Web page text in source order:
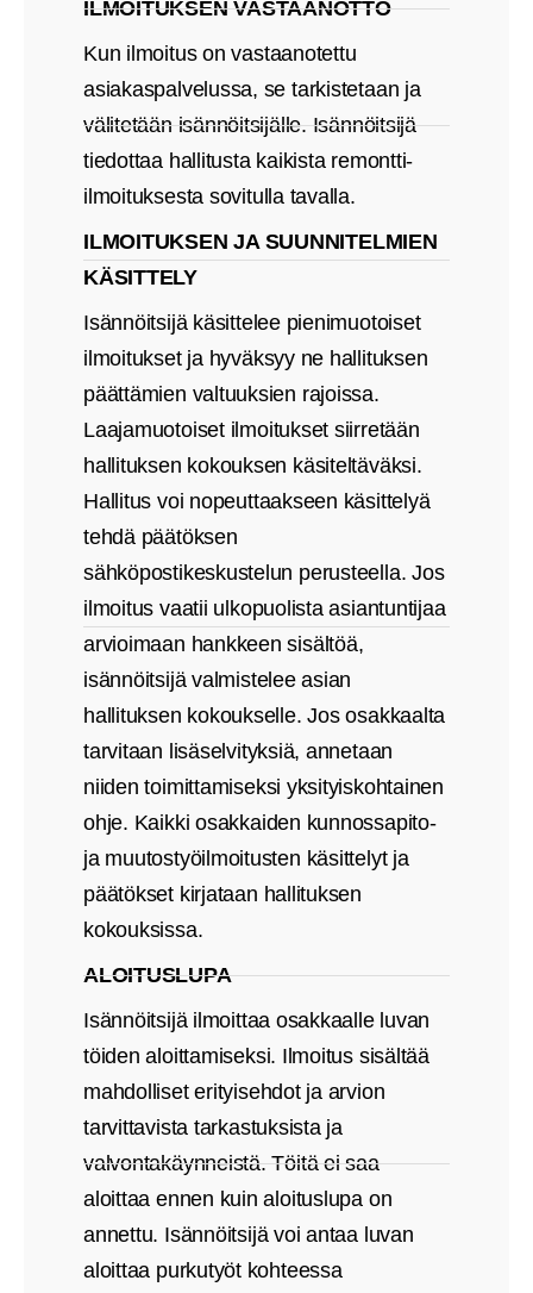
ILMOITUKSEN VASTAANOTTO
Kun ilmoitus on vastaanotettu
asiakaspalvelussa, se tarkistetaan ja
välitetään isännöitsijälle. Isännöitsijä
tiedottaa hallitusta kaikista remontti-
ilmoituksesta sovitulla tavalla.
ILMOITUKSEN JA SUUNNITELMIEN
KÄSITTELY
Isännöitsijä käsittelee pienimuotoiset
ilmoitukset ja hyväksyy ne hallituksen
päättämien valtuuksien rajoissa.
Laajamuotoiset ilmoitukset siirretään
hallituksen kokouksen käsiteltäväksi.
Hallitus voi nopeuttaakseen käsittelyä
tehdä päätöksen
sähköpostikeskustelun perusteella. Jos
ilmoitus vaatii ulkopuolista asiantuntijaa
arvioimaan hankkeen sisältöä,
isännöitsijä valmistelee asian
hallituksen kokoukselle. Jos osakkaalta
tarvitaan lisäselvityksiä, annetaan
niiden toimittamiseksi yksityiskohtainen
ohje. Kaikki osakkaiden kunnossapito-
ja muutostyöilmoitusten käsittelyt ja
päätökset kirjataan hallituksen
kokouksissa.
ALOITUSLUPA
Isännöitsijä ilmoittaa osakkaalle luvan
töiden aloittamiseksi. Ilmoitus sisältää
mahdolliset erityisehdot ja arvion
tarvittavista tarkastuksista ja
valvontakäynneistä. Töitä ei saa
aloittaa ennen kuin aloituslupa on
annettu. Isännöitsijä voi antaa luvan
aloittaa purkutyöt kohteessa